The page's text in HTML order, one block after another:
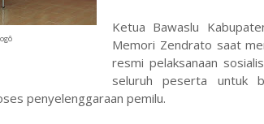
Ketua Bawaslu
Memori Zendrato saat
resmi pelaksanaan
seluruh peserta untuk
penyelenggaraan pemilu.